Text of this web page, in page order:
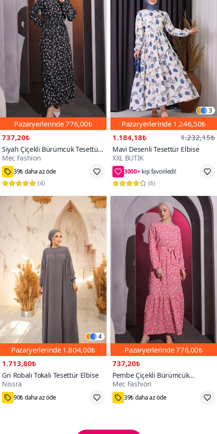
Pazaryerlerinde776,00₺
737,20₺
Siyah Çiçekli Bürümcük Tesettür
Elbise
Mec Fashion
40,42,44,46
(4)
3
Pazaryerlerinde 1.246,50₺
1.184,18₺
1.232,15₺
Mavi Desenli Tesettür Elbise
XXL BUTİK
3000+
62₺ daha az öde
(6)
4
Pazaryerlerinde 1.804,00₺
1.713,80₺
Gri Robalı Tokalı Tesettür Elbise
Nissra
1,2,3
Pazaryerlerinde776,00₺
737,20₺
Pembe Çiçekli Bürümcük
Tesettür Elbise
Mec Fashion
40,42,44,46